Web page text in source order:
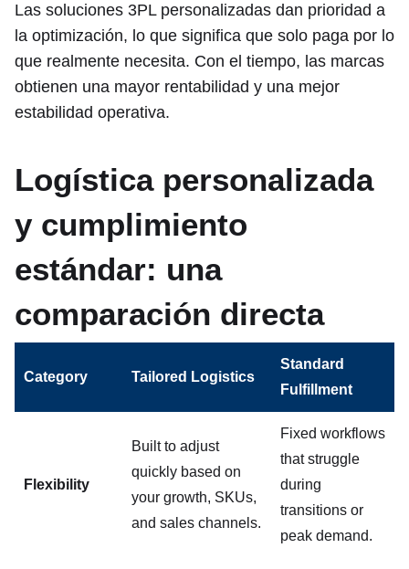
Las soluciones 3PL personalizadas dan prioridad a
la optimización, lo que significa que solo paga por lo
que realmente necesita. Con el tiempo, las marcas
obtienen una mayor rentabilidad y una mejor
estabilidad operativa.
Logística personalizada
y cumplimiento
estándar: una
comparación directa
Category Tailored Logistics
Standard
Fulfillment
Flexibility
Built to adjust
quickly based on
your growth, SKUs,
and sales channels.
Fixed workflows
that struggle
during
transitions or
peak demand.